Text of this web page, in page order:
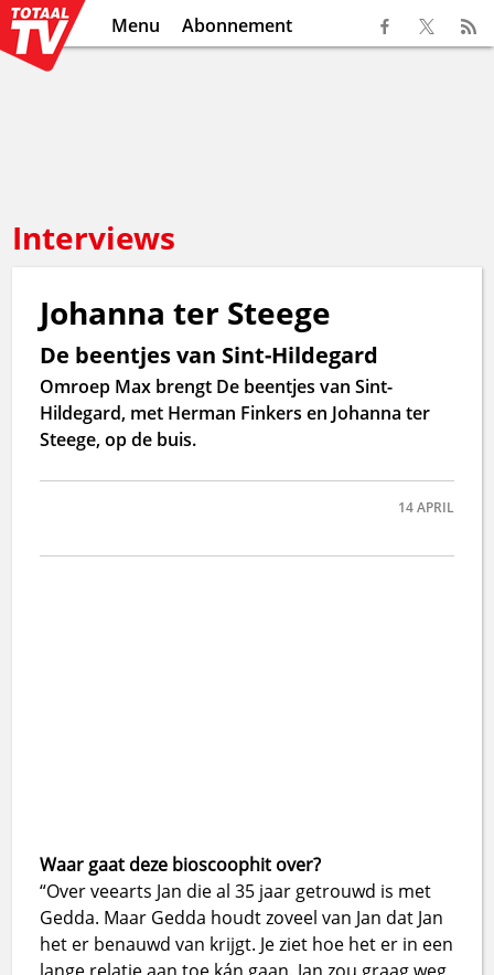
Menu Abonnement
Interviews
Johanna ter Steege
De beentjes van Sint-Hildegard
Omroep Max brengt De beentjes van Sint-
Hildegard, met Herman Finkers en Johanna ter
Steege, op de buis.
14APRIL
Waar gaat deze bioscoophit over?
“Over veearts Jan die al 35 jaar getrouwd is met
Gedda. Maar Gedda houdt zoveel van Jan dat Jan
het er benauwd van krijgt. Je ziet hoe het er in een